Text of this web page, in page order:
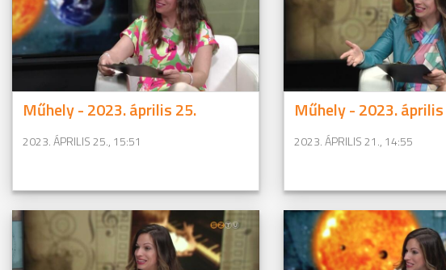
Műhely - 2023. április 25.
2023. ÁPRILIS 25., 15:51
Műhely - 2023.
2023. ÁPRILIS 21., 14:55